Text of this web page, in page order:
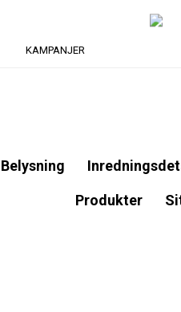
KAMPANJER
Belysning
Produkter